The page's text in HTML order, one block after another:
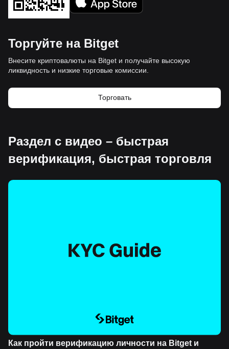
Торгуйте на Bitget
Внесите криптовалюты на Bitget и получайте высокую
ликвидность и низкие торговые комиссии.
Торговать
Раздел с видео – быстрая
верификация, быстрая торговля
Как пройти верификацию личности на Bitget и